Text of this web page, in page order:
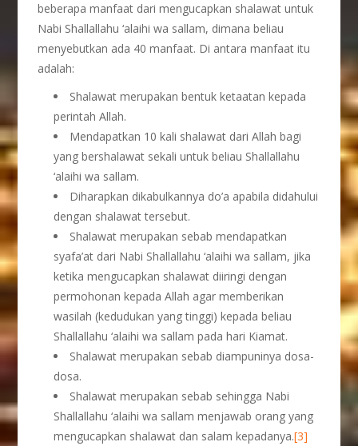
beberapa manfaat dari mengucapkan shalawat untuk
Nabi Shallallahu ‘alaihi wa sallam, dimana beliau
menyebutkan ada 40 manfaat. Di antara manfaat itu
adalah:
Shalawat merupakan bentuk ketaatan kepada
perintah Allah.
Mendapatkan 10 kali shalawat dari Allah bagi
yang bershalawat sekali untuk beliau Shallallahu
‘alaihi wa sallam.
Diharapkan dikabulkannya do’a apabila didahului
dengan shalawat tersebut.
Shalawat merupakan sebab mendapatkan
syafa’at dari Nabi Shallallahu ‘alaihi wa sallam, jika
ketika mengucapkan shalawat diiringi dengan
permohonan kepada Allah agar memberikan
wasilah (kedudukan yang tinggi) kepada beliau
Shallallahu ‘alaihi wa sallam pada hari Kiamat.
Shalawat merupakan sebab diampuninya dosa-
dosa.
Shalawat merupakan sebab sehingga Nabi
Shallallahu ‘alaihi wa sallam menjawab orang yang
mengucapkan shalawat dan salam kepadanya.[3]